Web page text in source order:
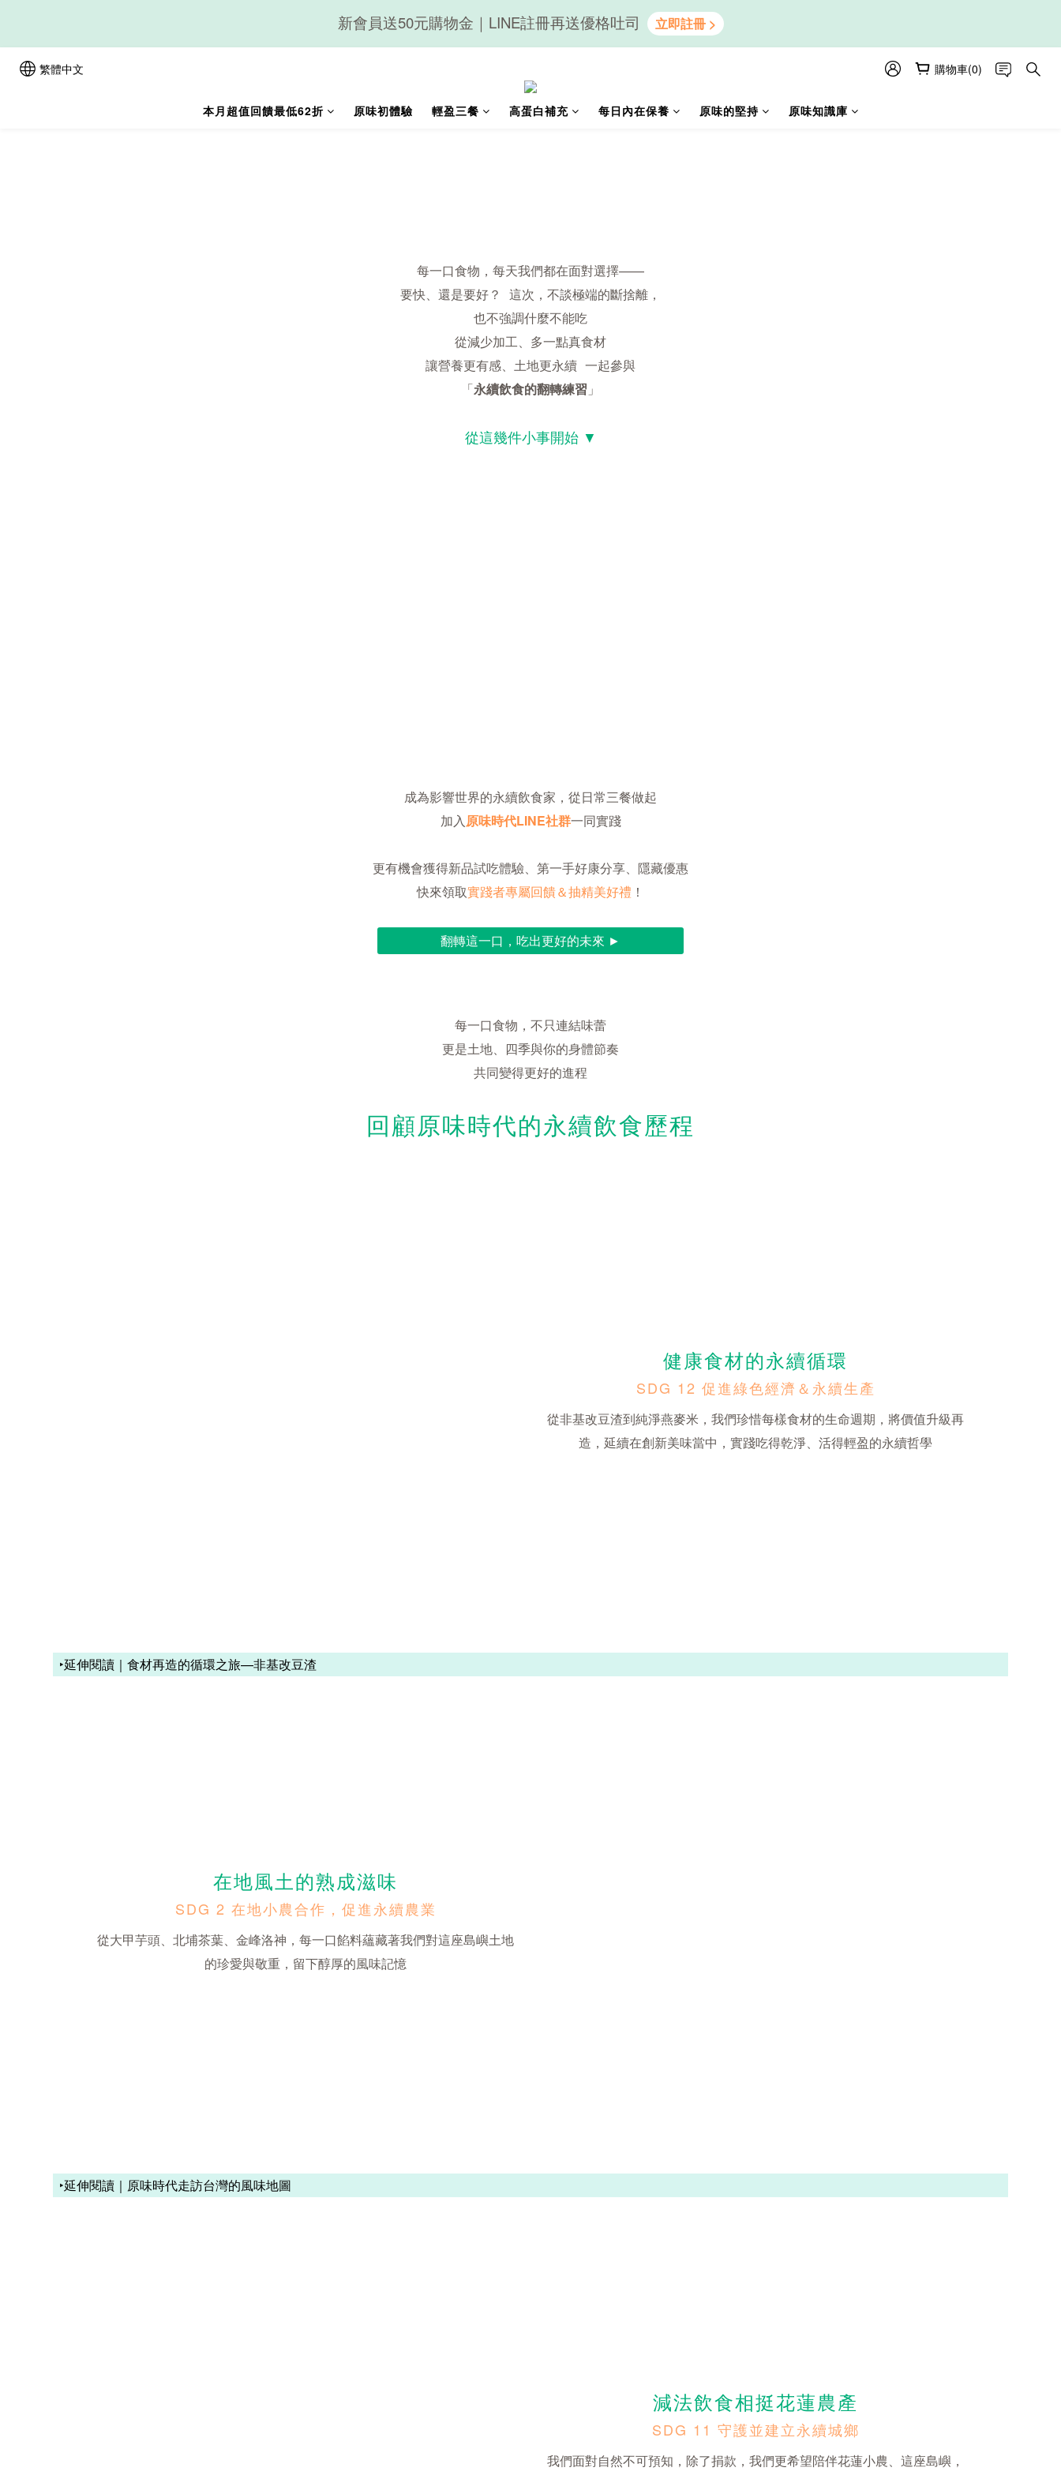
隨心享受｜貝果任選6組$899
新會員送50元購物金｜LINE註冊再送優格吐司
繁體中文 購物車(0)
本月超值回饋最低62折 原味初體驗 輕盈三餐 高蛋白補充 每日內在保養 原味的堅持 原味知識庫
每一口食物，每天我們都在面對選擇——
要快、還是要好？ 這次，不談極端的斷捨離，
也不強調什麼不能吃
從減少加工、多一點真食材
讓營養更有感、土地更永續 一起參與
「永續飲食的翻轉練習 」
從這幾件小事開始 ▼
成為影響世界的永續飲食家，從日常三餐做起
加入原味時代LINE社群一同實踐
更有機會獲得新品試吃體驗、第一手好康分享、隱藏優惠
快來領取實踐者專屬回饋＆抽精美好禮 ！
翻轉這一口，吃出更好的未來 ►
每一口食物，不只連結味蕾
更是土地、四季與你的身體節奏
共同變得更好的進程
回顧原味時代的永續飲食歷程
健康食材的永續循環
SDG 12 促進綠色經濟＆永續生產
從非基改豆渣到純淨燕麥米，我們珍惜每樣食材的生命週期，將價值升級再
造，延續在創新美味當中，實踐吃得乾淨、活得輕盈的永續哲學
‣延伸閱讀｜食材再造的循環之旅—非基改豆渣
在地風土的熟成滋味
SDG 2 在地小農合作，促進永續農業
從大甲芋頭、北埔茶葉、金峰洛神，每一口餡料蘊藏著我們對這座島嶼土地
的珍愛與敬重，留下醇厚的風味記憶
‣延伸閱讀｜原味時代走訪台灣的風味地圖
減法飲食相挺花蓮農產
SDG 11 守護並建立永續城鄉
我們面對自然不可預知，除了捐款，我們更希望陪伴花蓮小農、這座島嶼，